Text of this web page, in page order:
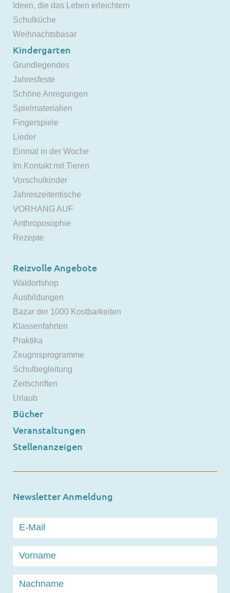
Ideen, die das Leben erleichtern
Schulküche
Weihnachtsbasar
Kindergarten
Grundlegendes
Jahresfeste
Schöne Anregungen
Spielmaterialien
Fingerspiele
Lieder
Einmal in der Woche
Im Kontakt mit Tieren
Vorschulkinder
Jahreszeitentische
VORHANG AUF
Anthroposophie
Rezepte
Reizvolle Angebote
Waldorfshop
Ausbildungen
Bazar der 1000 Kostbarkeiten
Klassenfahrten
Praktika
Zeugnisprogramme
Schulbegleitung
Zeitschriften
Urlaub
Bücher
Veranstaltungen
Stellenanzeigen
Newsletter Anmeldung